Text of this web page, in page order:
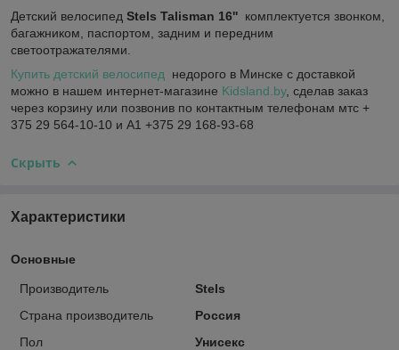
Детский велосипед Stels Talisman 16'' комплектуется звонком,
багажником, паспортом, задним и передним
светоотражателями.
Купить детский велосипед
недорого в Минске с доставкой
можно в нашем интернет-магазине Kidsland.by, сделав заказ
через корзину или позвонив по контактным телефонам мтс +
375 29 564-10-10 и А1 +375 29 168-93-68
Скрыть
Характеристики
Основные
Производитель
Stels
Страна производитель
Россия
Пол
Унисекс